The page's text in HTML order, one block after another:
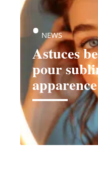
Astuces
pour
apparence
NEWS